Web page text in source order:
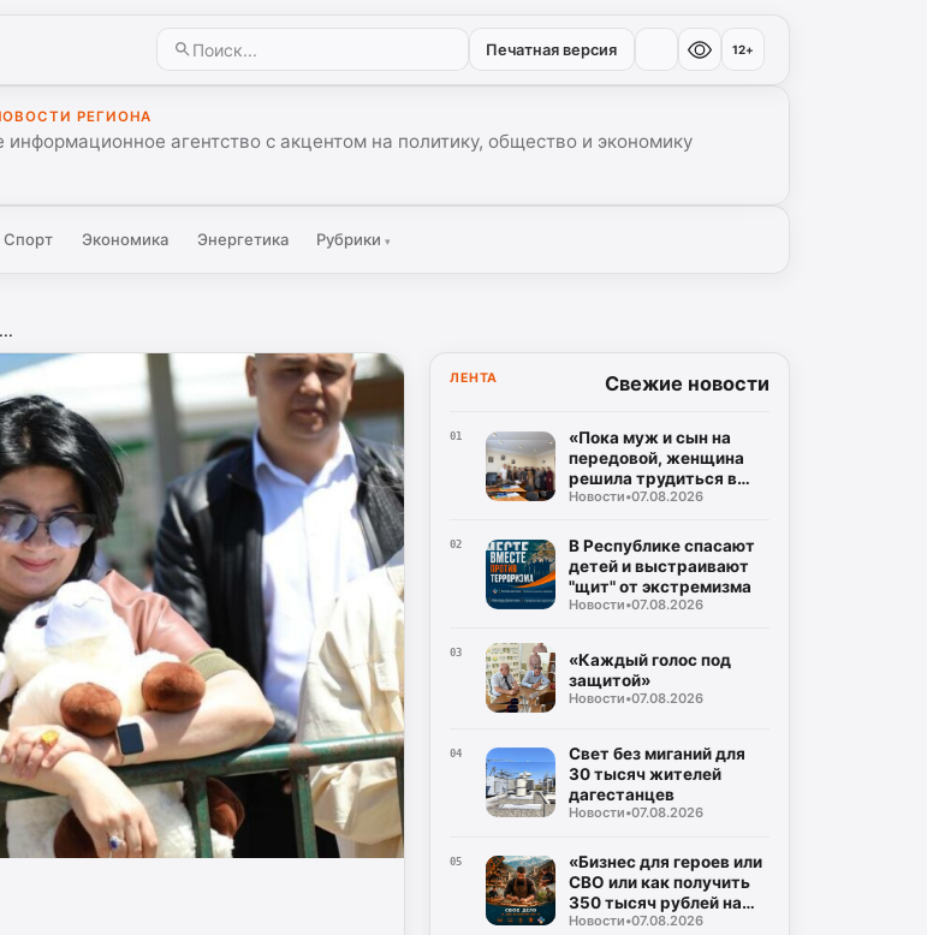
Печатная версия 12+
РЕГИОНА
информационное агентство с акцентом на политику, общество и экономику
Спорт Экономика Энергетика Рубрики▾
ЛЕНТА Свежие новости
01
«Пока муж и сын на
передовой, женщина
решила трудиться в
тылу»
Новости•07.08.2026
02
В Республике спасают
детей и выстраивают
"щит" от экстремизма
Новости•07.08.2026
03
«Каждый голос под
защитой»
Новости•07.08.2026
04
Свет без миганий для
30 тысяч жителей
дагестанцев
Новости•07.08.2026
05
«Бизнес для героев или
СВО или как получить
350 тысяч рублей на
свое дело без справок о
Новости•07.08.2026